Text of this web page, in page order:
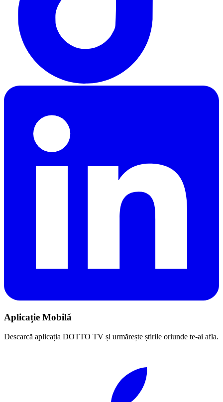
Aplicație Mobilă
Descarcă aplicația DOTTO TV și urmărește știrile oriunde te-ai afla.